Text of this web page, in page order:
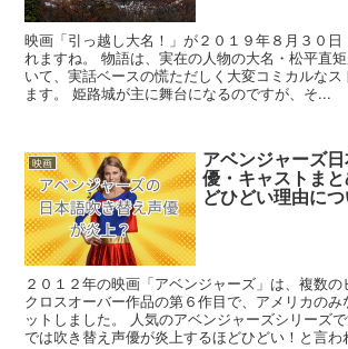
映画「引っ越し大名！」が２０１９年８月３０日
れますね。 物語は、実在の人物の大名・松平直
いて、実話ベースの慌ただしく大変コミカルな
ます。 姫路城が主に舞台になるのですが、そ...
映画 アベンジャーズ
優・キャストま
どひどい理由に
２０１２年の映画「アベンジャーズ」は、複数
クロスオーバー作品の第６作目で、アメリカのみ
ットしました。 人気のアベンジャーズシリーズ
では吹き替え声優が炎上するほどひどい！と言わ